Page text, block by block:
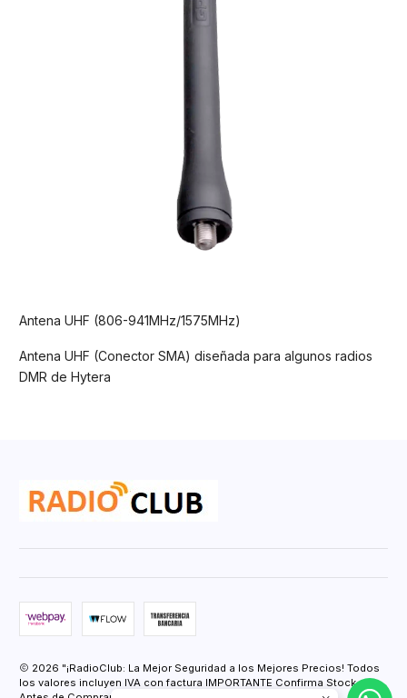
Antena UHF (806-941MHz/1575MHz)
Antena UHF (Conector SMA) diseñada para algunos radios
DMR de Hytera
2026 "¡RadioClub: La Mejor Seguridad a los Mejores Precios! Todos
los valores incluyen IVA con factura IMPORTANTE Confirma Stock